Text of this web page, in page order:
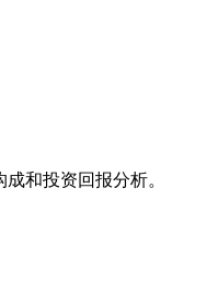
和投资回报分析。